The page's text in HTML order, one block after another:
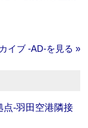
イブ ‐AD‐を見る »
点‐羽田空港隣接